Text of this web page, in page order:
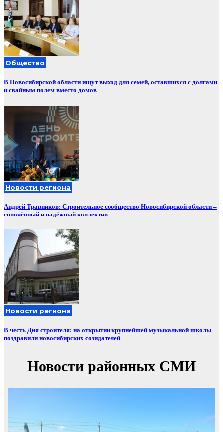
Общество
В Новосибирской области ищут выход для семей, оставшихся с долгами
и свайным полем вместо домов
Новости региона
Андрей Травников: Строительное сообщество Новосибирской области –
сплочённый и надёжный коллектив
Новости региона
В честь Дня строителя: на открытии крупнейшей музыкальной школы
поздравили новосибирских созидателей